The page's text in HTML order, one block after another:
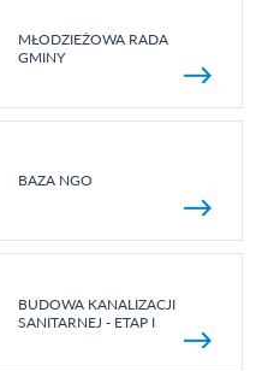
MŁODZIEŻOWA RADA
GMINY
BAZA NGO
BUDOWA KANALIZACJI
SANITARNEJ - ETAP I